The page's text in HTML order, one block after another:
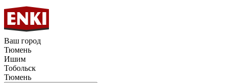
Ваш город
Тюмень
Ишим
Тобольск
Тюмень